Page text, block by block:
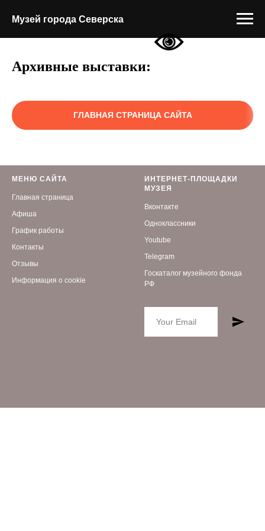
Музей города Северска
Архивные выставки:
ГЛАВНАЯ СТРАНИЦА САЙТА
МЕНЮ САЙТА
Главная страница
Афиша
График работы
Контакты
Отзывы
Информация о cookie
ИНТЕРНЕТ-ПЛОЩАДКИ
МУЗЕЯ
Вконтакте
Одноклассники
Youtube
Telegram
Госкаталог музейного фонда
РФ